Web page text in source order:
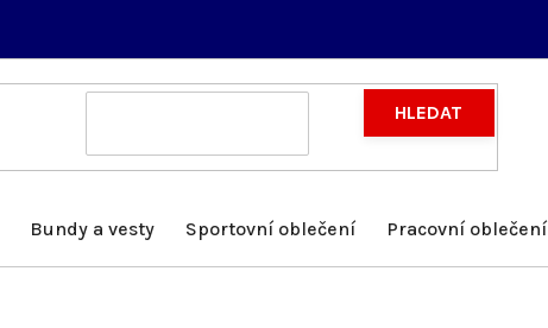
HLEDAT
Bundy a vesty Sportovní oblečení Pracovní oblečení